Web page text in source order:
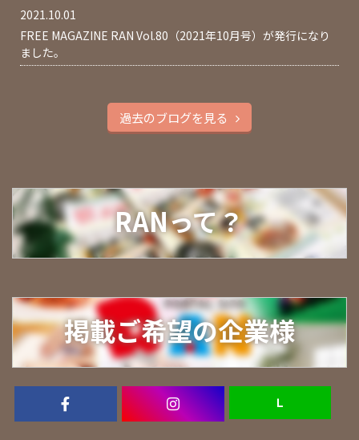
2021.10.01
FREE MAGAZINE RAN Vol.80（2021年10月号）が発行になり
ました。
過去のブログを見る
RANって？
掲載ご希望の企業様
Ｌ